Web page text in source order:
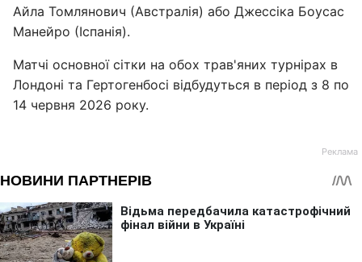
Айла Томлянович (Австралія) або Джессіка Боусас
Манейро (Іспанія).
Матчі основної сітки на обох трав'яних турнірах в
Лондоні та Гертогенбосі відбудуться в період з 8 по
14 червня 2026 року.